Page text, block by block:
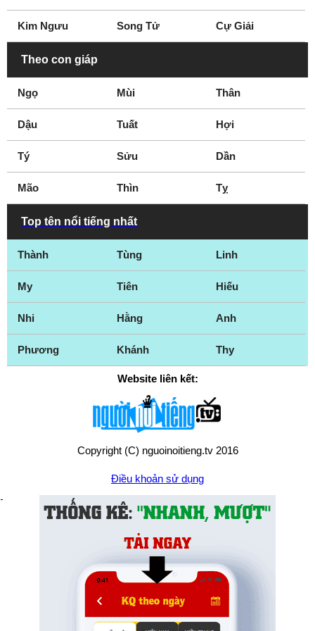
thông
Truyện tranh
Kim Ngưu Song Tử Cự Giải
Theo con giáp
Ngọ Mùi Thân
Dậu Tuất Hợi
Tý Sửu Dần
Mão Thìn Tỵ
Top tên nổi tiếng nhất
Thành Tùng Linh
My Tiên Hiếu
Nhi Hằng Anh
Phương Khánh Thy
Website liên kết:
Copyright (C) nguoinoitieng.tv 2016
Điều khoản sử dụng
Chính sách quyền riêng tư
mail.nguoinoitieng.tv@gmail.com